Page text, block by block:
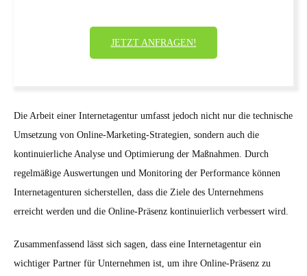
JETZT ANFRAGEN!
Die Arbeit einer Internetagentur umfasst jedoch nicht nur die technische
Umsetzung von Online-Marketing-Strategien, sondern auch die
kontinuierliche Analyse und Optimierung der Maßnahmen. Durch
regelmäßige Auswertungen und Monitoring der Performance können
Internetagenturen sicherstellen, dass die Ziele des Unternehmens
erreicht werden und die Online-Präsenz kontinuierlich verbessert wird.
Zusammenfassend lässt sich sagen, dass eine Internetagentur ein
wichtiger Partner für Unternehmen ist, um ihre Online-Präsenz zu